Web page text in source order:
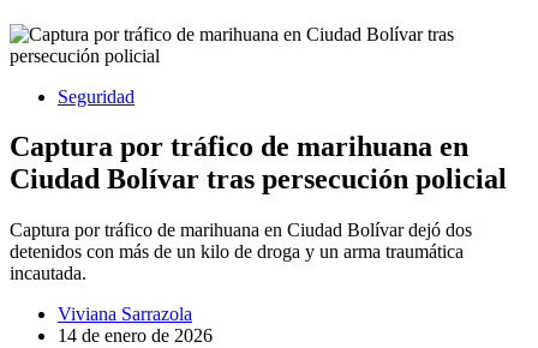
Seguridad
Captura por tráfico de marihuana en
Ciudad Bolívar tras persecución policial
Captura por tráfico de marihuana en Ciudad Bolívar dejó dos
detenidos con más de un kilo de droga y un arma traumática
incautada.
Viviana Sarrazola
14 de enero de 2026